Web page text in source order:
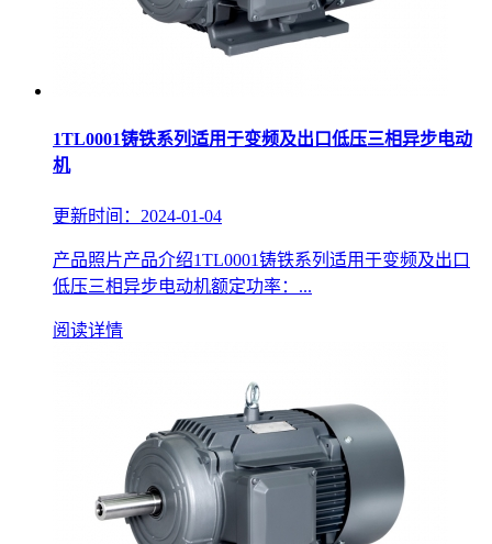
1TL0001铸铁系列适用于变频及出口低压三相异步电动
机
更新时间：2024-01-04
产品照片产品介绍1TL0001铸铁系列适用于变频及出口
低压三相异步电动机额定功率：...
阅读详情